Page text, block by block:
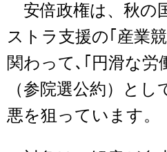
安倍政権は、秋の
ストラ支援の｢産業
関わって､｢円滑な労
（参院選公約）と
悪を狙っています。